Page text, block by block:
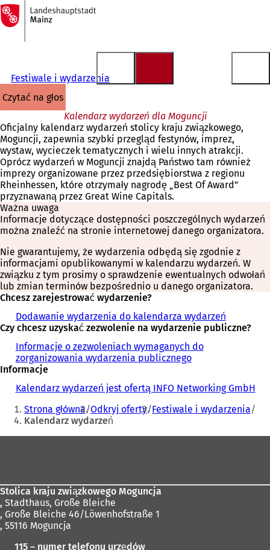
Przejdź do treści
Do
strony
głównej
Festiwale i wydarzenia
czytać na głos
Kalendarz wydarzeń dla Moguncji
Oficjalny kalendarz wydarzeń stolicy kraju związkowego,
Moguncji, zapewnia szybki przegląd festynów, imprez,
wystaw, wycieczek tematycznych i wielu innych atrakcji.
Oprócz wydarzeń w Moguncji znajdą Państwo tam również
imprezy organizowane przez przedsiębiorstwa z regionu
Rheinhessen, które otrzymały nagrodę „Best Of Award”
przyznawaną przez Great Wine Capitals.
Ważna uwaga
Informacje dotyczące dostępności poszczególnych wydarzeń
można znaleźć na stronie internetowej danego organizatora.
Nie gwarantujemy, że wydarzenia odbędą się zgodnie z
informacjami opublikowanymi w kalendarzu wydarzeń. W
związku z tym prosimy o sprawdzenie ewentualnych odwołań
lub zmian terminów bezpośrednio u danego organizatora.
Chcesz zarejestrować wydarzenie?
Dodawanie wydarzenia do kalendarza wydarzeń
Czy chcesz uzyskać zezwolenie na wydarzenie publiczne?
Informacje o zezwoleniach wymaganych do
zorganizowania wydarzenia publicznego
Informacje
Kalendarz wydarzeń jest ofertą INFO Networking GmbH
Jesteś
tutaj:
Strona główna Odkryj oferty Festiwale i wydarzenia
Kalendarz wydarzeń
Stolica kraju związkowego Moguncja
, Stadthaus, Große Bleiche
, Große Bleiche 46/Löwenhofstraße 1
, 55116 Moguncja
115 – numer telefonu urzędów